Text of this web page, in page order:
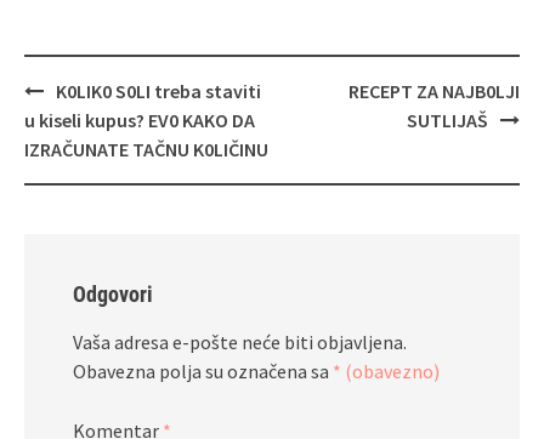
Navigacija
objava
K0LIK0 S0LI treba staviti
u kiseli kupus? EV0 KAKO DA
IZRAČUNATE TAČNU K0LIČINU
RECEPT ZA NAJB0LJI
SUTLIJAŠ
Odgovori
Vaša adresa e-pošte neće biti objavljena.
Obavezna polja su označena sa * (obavezno)
Komentar *